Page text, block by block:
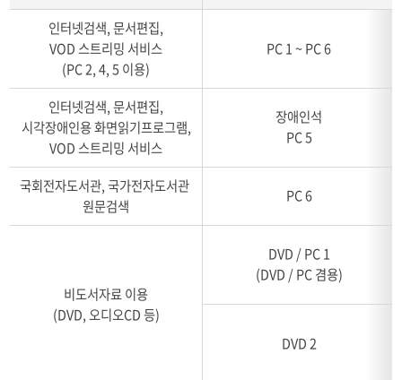
철
사
순
수
학,
서
분,
해
기
인터넷검색, 문서편집,
VOD 스트리밍 서비스
(PC 2, 4, 5 이용)
PC 1 ~ PC 6
인터넷검색, 문서편집,
시각장애인용 화면읽기프로그램,
VOD 스트리밍 서비스
장애인석
PC 5
국회전자도서관, 국가전자도서관
원문검색
PC 6
비도서자료 이용
(DVD, 오디오CD 등)
DVD / PC 1
(DVD / PC 겸용)
DVD 2